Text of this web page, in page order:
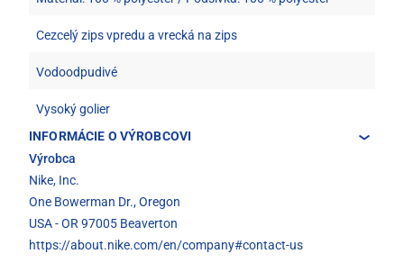
Cezcelý zips vpredu a vrecká na zips
Vodoodpudivé
Vysoký golier
INFORMÁCIE O VÝROBCOVI
Výrobca
Nike, Inc.
One Bowerman Dr., Oregon
USA - OR 97005 Beaverton
https://about.nike.com/en/company#contact-us